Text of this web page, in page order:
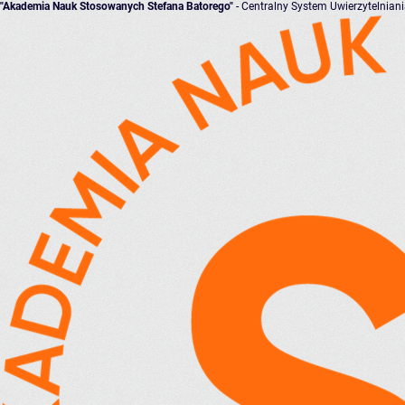
"Akademia Nauk Stosowanych Stefana Batorego" - Centralny System